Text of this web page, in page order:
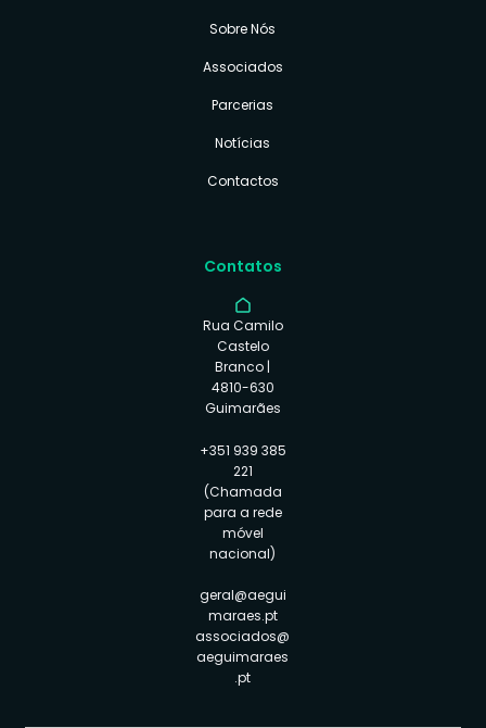
Sobre Nós
Associados
Parcerias
Notícias
Contactos
Contatos
Rua Camilo
Castelo
Branco |
4810-630
Guimarães
+351 939 385
221
(Chamada
para a rede
móvel
nacional)
geral@aegui
maraes.pt
associados@
aeguimaraes
.pt